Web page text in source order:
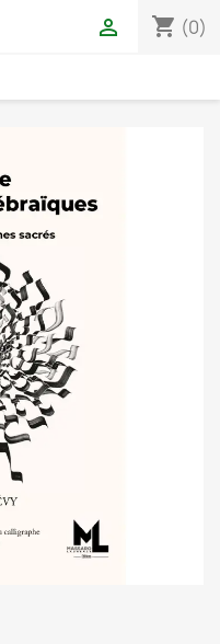
shopping_cart (0)
